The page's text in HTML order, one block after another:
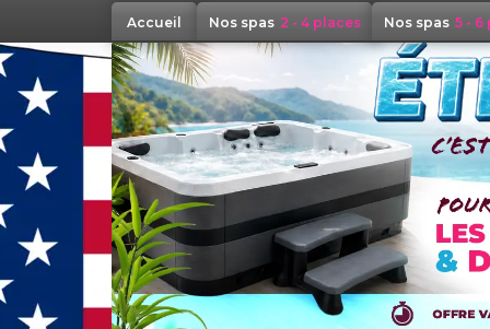
Accueil Nos spas 2 - 4 places Nos spas 5 - 6